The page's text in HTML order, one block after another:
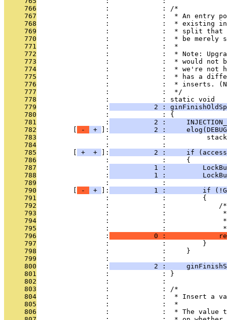
     766
                 :             : /*
     767
:             :  * An entry
     768
:             :  * existing
     769
:             :  * split
     770
:             :  * be merely
     771
                 :             :  *
     772
:             :  * Note:
     773
:             :  * would not
     774
:             :  * we're not
     775
:             :  * has a
     776
:             :  * inserts.
     777
                 :             :  */
     778
                 :             : static void
     779
                 :
2 :
     780
                 :             : {
     781
                 :
2 :
     782
- + ]:
2 :
     783
:             :
     784
                 :             :
     785
+ + ]:
2 :     if
     786
                 :             :     {
     787
                 :
1 :
     788
                 :
1 :
     789
                 :             :
     790
- + ]:
1 :         if
     791
                 :             :         {
     792
                 :             :             /*
     793
:             :
     794
:             :
     795
:             :
     796
                 :
0 :
     797
                 :             :         }
     798
                 :             :     }
     799
                 :             :
     800
                 :
2 :
     801
                 :             : }
     802
                 :             :
     803
                 :             : /*
     804
:             :  * Insert a
     805
                 :             :  *
     806
:             :  * The value